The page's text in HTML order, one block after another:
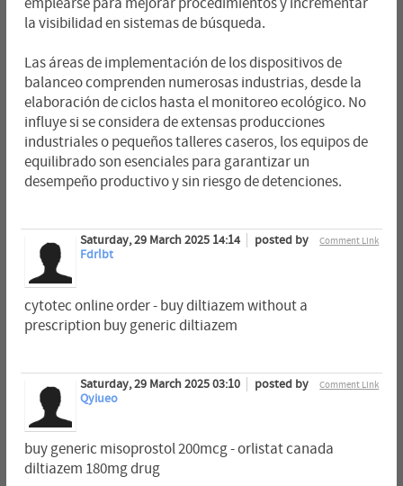
emplearse para mejorar procedimientos y incrementar
la visibilidad en sistemas de búsqueda.
Las áreas de implementación de los dispositivos de
balanceo comprenden numerosas industrias, desde la
elaboración de ciclos hasta el monitoreo ecológico. No
influye si se considera de extensas producciones
industriales o pequeños talleres caseros, los equipos de
equilibrado son esenciales para garantizar un
desempeño productivo y sin riesgo de detenciones.
Comment Link
Saturday, 29 March 2025 14:14
posted by
Fdrlbt
cytotec online order - buy diltiazem without a
prescription buy generic diltiazem
Comment Link
Saturday, 29 March 2025 03:10
posted by
Qyiueo
buy generic misoprostol 200mcg - orlistat canada
diltiazem 180mg drug